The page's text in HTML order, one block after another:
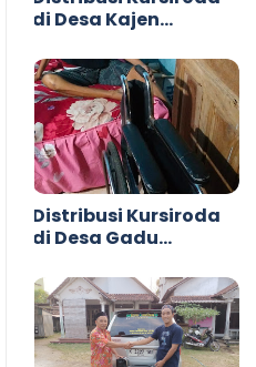
di Desa Kajen
Distribusi Kursiroda
di Desa Gadu